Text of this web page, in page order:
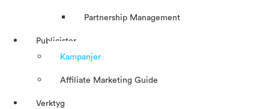
Partnership Management
Publicister
Kampanjer
Affiliate Marketing Guide
Verktyg